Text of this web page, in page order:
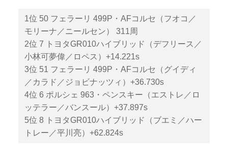
1位 50 フェラーリ 499P・AFコルセ（フオコ／
モリーナ／ニールセン） 311周
2位 7 トヨタGR010ハイブリッド（デフリース／
小林可夢偉／ロペス）+14.221s
3位 51 フェラーリ 499P・AFコルセ（グイディ
／カラド／ジョビナッツィ）+36.730s
4位 6 ポルシェ 963・ペンスキー（エストレ／ロ
ッテラー／バンスール）+37.897s
5位 8 トヨタGR010ハイブリッド（ブエミ／ハー
トレー／平川亮）+62.824s